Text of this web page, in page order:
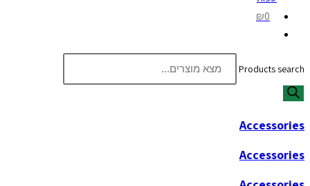
₪0
Products search
Accessories
Accessories